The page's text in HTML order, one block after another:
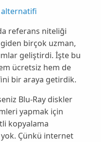
alternatifi
referans niteliği
birçok uzman,
geliştirdi. İşte bu
ücretsiz hem de
bir araya getirdik.
Blu-Ray diskler
yapmak için
kopyalama
yok. Çünkü internet